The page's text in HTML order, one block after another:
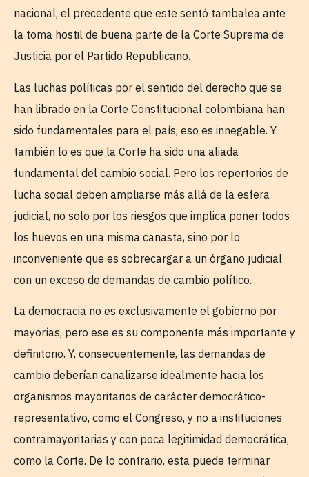
nacional, el precedente que este sentó tambalea ante
la toma hostil de buena parte de la Corte Suprema de
Justicia por el Partido Republicano.
Las luchas políticas por el sentido del derecho que se
han librado en la Corte Constitucional colombiana han
sido fundamentales para el país, eso es innegable. Y
también lo es que la Corte ha sido una aliada
fundamental del cambio social. Pero los repertorios de
lucha social deben ampliarse más allá de la esfera
judicial, no solo por los riesgos que implica poner todos
los huevos en una misma canasta, sino por lo
inconveniente que es sobrecargar a un órgano judicial
con un exceso de demandas de cambio político.
La democracia no es exclusivamente el gobierno por
mayorías, pero ese es su componente más importante y
definitorio. Y, consecuentemente, las demandas de
cambio deberían canalizarse idealmente hacia los
organismos mayoritarios de carácter democrático-
representativo, como el Congreso, y no a instituciones
contramayoritarias y con poca legitimidad democrática,
como la Corte. De lo contrario, esta puede terminar